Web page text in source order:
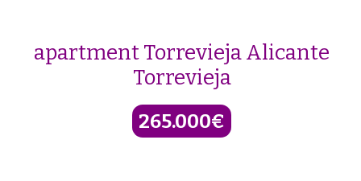
apartment Torrevieja Alicante
Torrevieja
265.000€